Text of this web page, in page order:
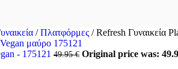
/ Πλατφόρμες / Refresh Γυναικεία
- 175121 49.95€ Original price was: